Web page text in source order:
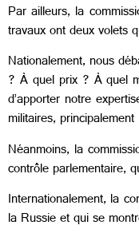
Par ailleurs, la
travaux ont deux volets
Nationalement, nous
? À quel prix ? À quel
d’apporter notre
militaires,
Néanmoins, la
contrôle parlementaire,
Internationalement, la
la Russie et qui se